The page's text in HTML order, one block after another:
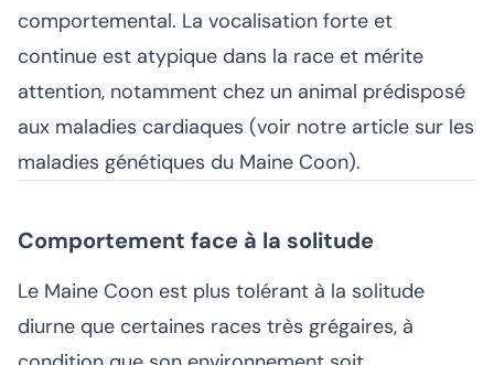
comportemental. La vocalisation forte et
continue est atypique dans la race et mérite
attention, notamment chez un animal prédisposé
aux maladies cardiaques (voir notre article sur les
maladies génétiques du Maine Coon).
Comportement face à la solitude
Le Maine Coon est plus tolérant à la solitude
diurne que certaines races très grégaires, à